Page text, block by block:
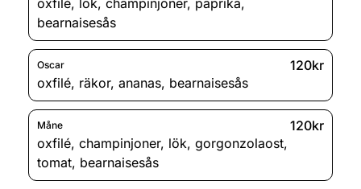
bearnaisesås
Oscar
120kr
oxfilé, räkor, ananas, bearnaisesås
Måne
120kr
oxfilé, champinjoner, lök, gorgonzolaost,
tomat, bearnaisesås